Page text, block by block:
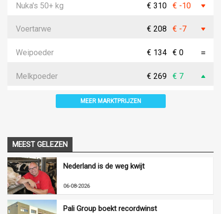
Nuka's 50+ kg € 310 € -10
Voertarwe € 208 € -7
Weipoeder € 134 € 0
Melkpoeder € 269 € 7
MEER MARKTPRIJZEN
MEEST GELEZEN
Nederland is de weg kwijt
06-08-2026
Pali Group boekt recordwinst